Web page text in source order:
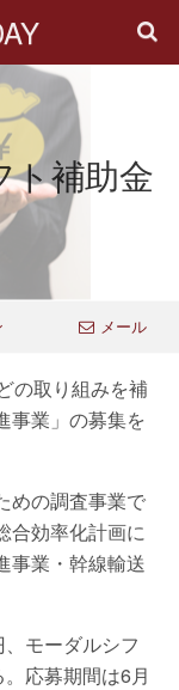
ト補助金
メール
の取り組みを補
事業」の募集を
めの調査事業で
合効率化計画に
事業・幹線輸送
モーダルシフ
応募期間は6月